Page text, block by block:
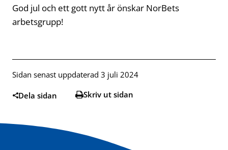
God jul och ett gott nytt år önskar NorBets
arbetsgrupp!
Sidan senast uppdaterad 3 juli 2024
Dela sidan Skriv ut sidan